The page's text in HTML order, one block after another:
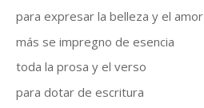
para expresar la belleza y el amor
más se impregno de esencia
toda la prosa y el verso
para dotar de escritura